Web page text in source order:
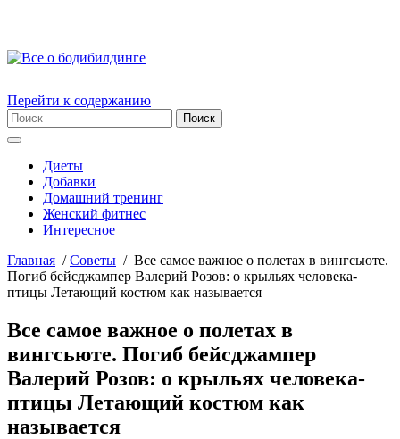
Перейти к содержанию
Диеты
Добавки
Домашний тренинг
Женский фитнес
Интересное
Главная /Советы / Все самое важное о полетах в вингсьюте.
Погиб бейсджампер Валерий Розов: о крыльях человека-
птицы Летающий костюм как называется
Все самое важное о полетах в
вингсьюте. Погиб бейсджампер
Валерий Розов: о крыльях человека-
птицы Летающий костюм как
называется